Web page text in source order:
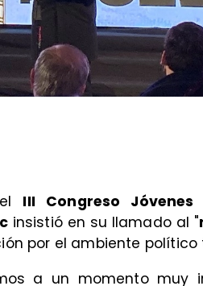
III Congreso Jóvenes
insistió en su llamado al "
por el ambiente político
a un momento muy